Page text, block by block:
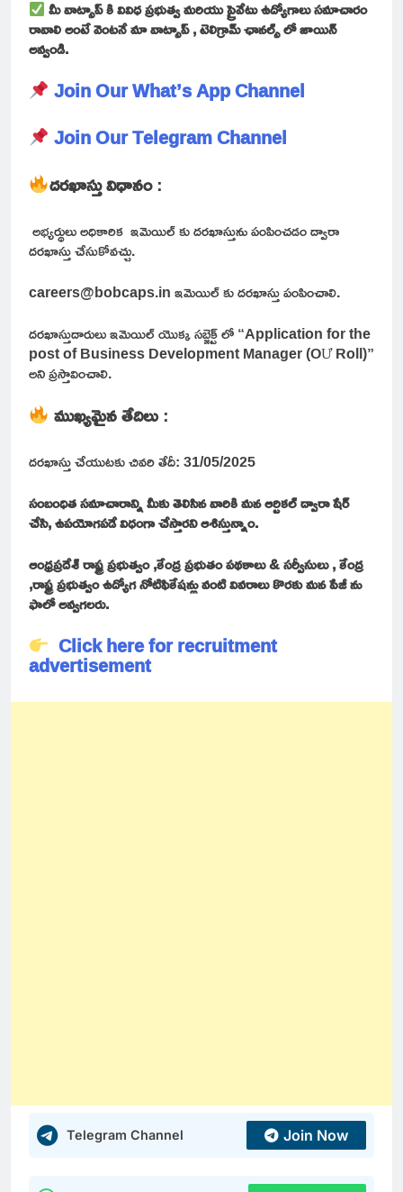
మీ వాట్సాప్ కి వివిధ ప్రభుత్వ మరియు ప్రైవేటు ఉద్యోగాలు సమాచారం
రావాలి అంటే వెంటనే మా వాట్సాప్ , టెలిగ్రామ్ ఛానల్స్ లో జాయిన్
అవ్వండి.
Join Our What’s App Channel
Join Our Telegram Channel
దరఖాస్తు విధానం:
అభ్యర్థులు అధికారిక ఇమెయిల్ కు దరఖాస్తును పంపించడం ద్వారా
దరఖాస్తు చేసుకోవచ్చు.
careers@bobcaps.in ఇమెయిల్ కు దరఖాస్తు పంపించాలి.
దరఖాస్తుదారులు ఇమెయిల్ యొక్క సబ్జెక్ట్ లో “Application for the
post of Business Development Manager (OƯ Roll)”
అని ప్రస్తావించాలి.
ముఖ్యమైన తేదిలు:
దరఖాస్తు చేయుటకు చివరి తేదీ: 31/05/2025
సంబంధిత సమాచారాన్ని మీకు తెలిసిన వారికి మన ఆర్టికల్ ద్వారా షేర్
చేసి, ఉపయోగపడే విధంగా చేస్తారని ఆశిస్తున్నాం.
ఆంధ్రప్రదేశ్ రాష్ట్ర ప్రభుత్వం ,కేంద్ర ప్రభుతం పథకాలు & సర్వీసులు , కేంద్ర
,రాష్ట్ర ప్రభుత్వం ఉద్యోగ నోటిఫికేషన్లు వంటి వివరాలు కొరకు మన పేజీ ను
ఫాలో అవ్వగలరు.
Click here for recruitment
advertisement
Telegram Channel Join Now